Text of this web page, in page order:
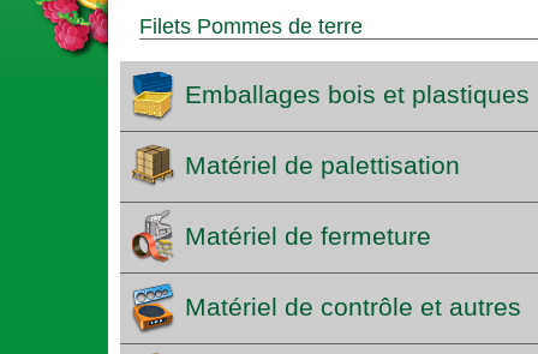
Filets Pommes de terre
Emballages bois et plastiques
Matériel de palettisation
Matériel de fermeture
Matériel de contrôle et autres